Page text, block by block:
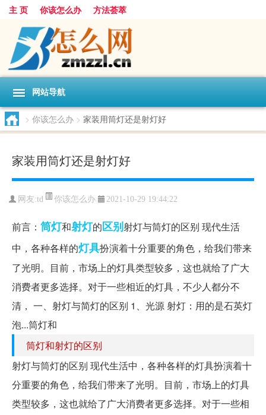
主 页 你该怎么办 方法荟萃
网站导航
> 你该怎么办 > 家装用筒灯还是射灯好
家装用筒灯还是射灯好
网友:td 你该怎么办 2021-10-29 19:44:22
前言： 筒灯和射灯的区别射灯与筒灯的区别 现代生活
中，各种各样的灯具扮演着十分重要的角色，给我们带来
了光明。目前，市场上的灯具类型较多，这也就给了广大
消费者更多选择。对于一些相近的灯具，不少人都分不
清， 一、射灯与简灯的区别 1、光源 射灯：用的是石英灯
泡...筒灯和
筒灯和射灯的区别
射灯与筒灯的区别 现代生活中，各种各样的灯具扮演着十
分重要的角色，给我们带来了光明。目前，市场上的灯具
类型较多，这也就给了广大消费者更多选择。对于一些相